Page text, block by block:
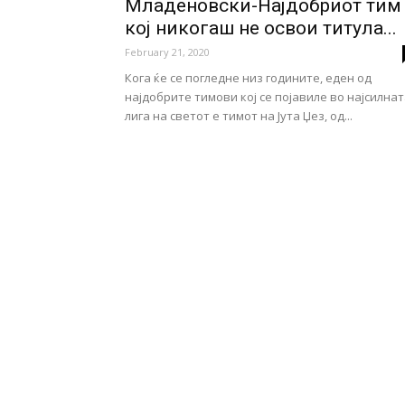
Младеновски-Најдобриот тим
кој никогаш не освои титула...
February 21, 2020
Кога ќе се погледне низ годините, еден од
најдобрите тимови кој се појавиле во
лига на светот е тимот на Јута Џез, од...